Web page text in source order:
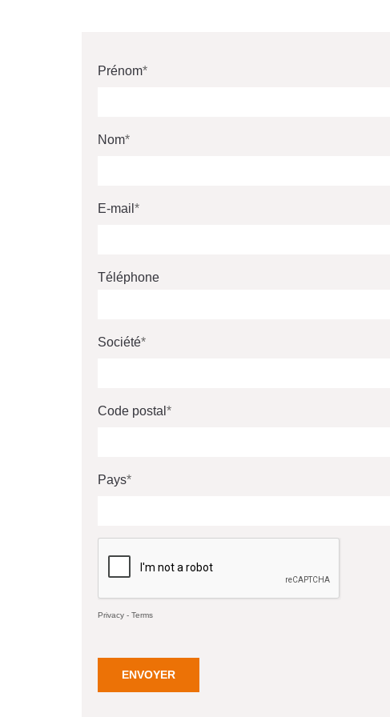
Prénom
Nom
E-mail
Téléphone
Société
Code postal
Pays
Privacy - Terms